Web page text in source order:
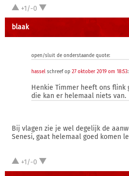
+1/-0
blaak
open/sluit de onderstaande quote:
hassel schreef op 27 oktober 2019 om 18:53:
Henkie Timmer heeft ons flink
die kan er helemaal niets van.
Bij vlagen zie je wel degelijk de
Senesi, gaat helemaal goed komen
+1/-0